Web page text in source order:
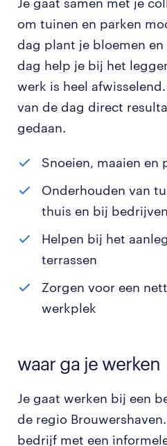
om tuinen en parken
dag plant je bloemen
dag help je bij het
werk is heel
van de dag direct
gedaan.
Snoeien, maaien en
Onderhouden van
thuis en bij bedrijven
Helpen bij het
terrassen
Zorgen voor een
werkplek
waar ga je werken
Je gaat werken bij een
de regio
bedrijf met een